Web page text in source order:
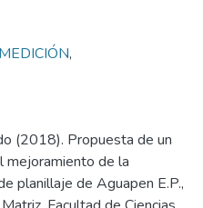
MEDICIÓN,
(2018). Propuesta de un
mejoramiento de la
planillaje de Aguapen E.P.,